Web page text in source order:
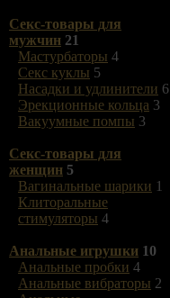
Секс-товары для
мужчин 21
Мастурбаторы 4
Секс куклы 5
Насадки и удлинители 6
Эрекционные кольца 3
Вакуумные помпы 3
Секс-товары для
женщин 5
Вагинальные шарики 1
Клиторальные
стимуляторы 4
Анальные игрушки 10
Анальные пробки 4
Анальные вибраторы 2